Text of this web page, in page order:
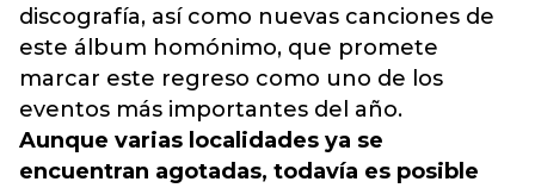
discografía, así como nuevas canciones de
este álbum homónimo, que promete
marcar este regreso como uno de los
eventos más importantes del año.
Aunque varias localidades ya se
encuentran agotadas, todavía es posible